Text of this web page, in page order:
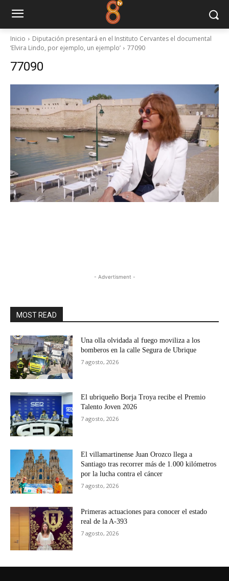
Inicio
Diputación presentará en el Instituto Cervantes el documental
‘Elvira Lindo, por ejemplo, un ejemplo’
77090
77090
- Advertisment -
MOST READ
Una olla olvidada al fuego moviliza a los
bomberos en la calle Segura de Ubrique
7 agosto, 2026
El ubriqueño Borja Troya recibe el Premio
Talento Joven 2026
7 agosto, 2026
El villamartinense Juan Orozco llega a
Santiago tras recorrer más de 1.000 kilómetros
por la lucha contra el cáncer
7 agosto, 2026
Primeras actuaciones para conocer el estado
real de la A-393
7 agosto, 2026